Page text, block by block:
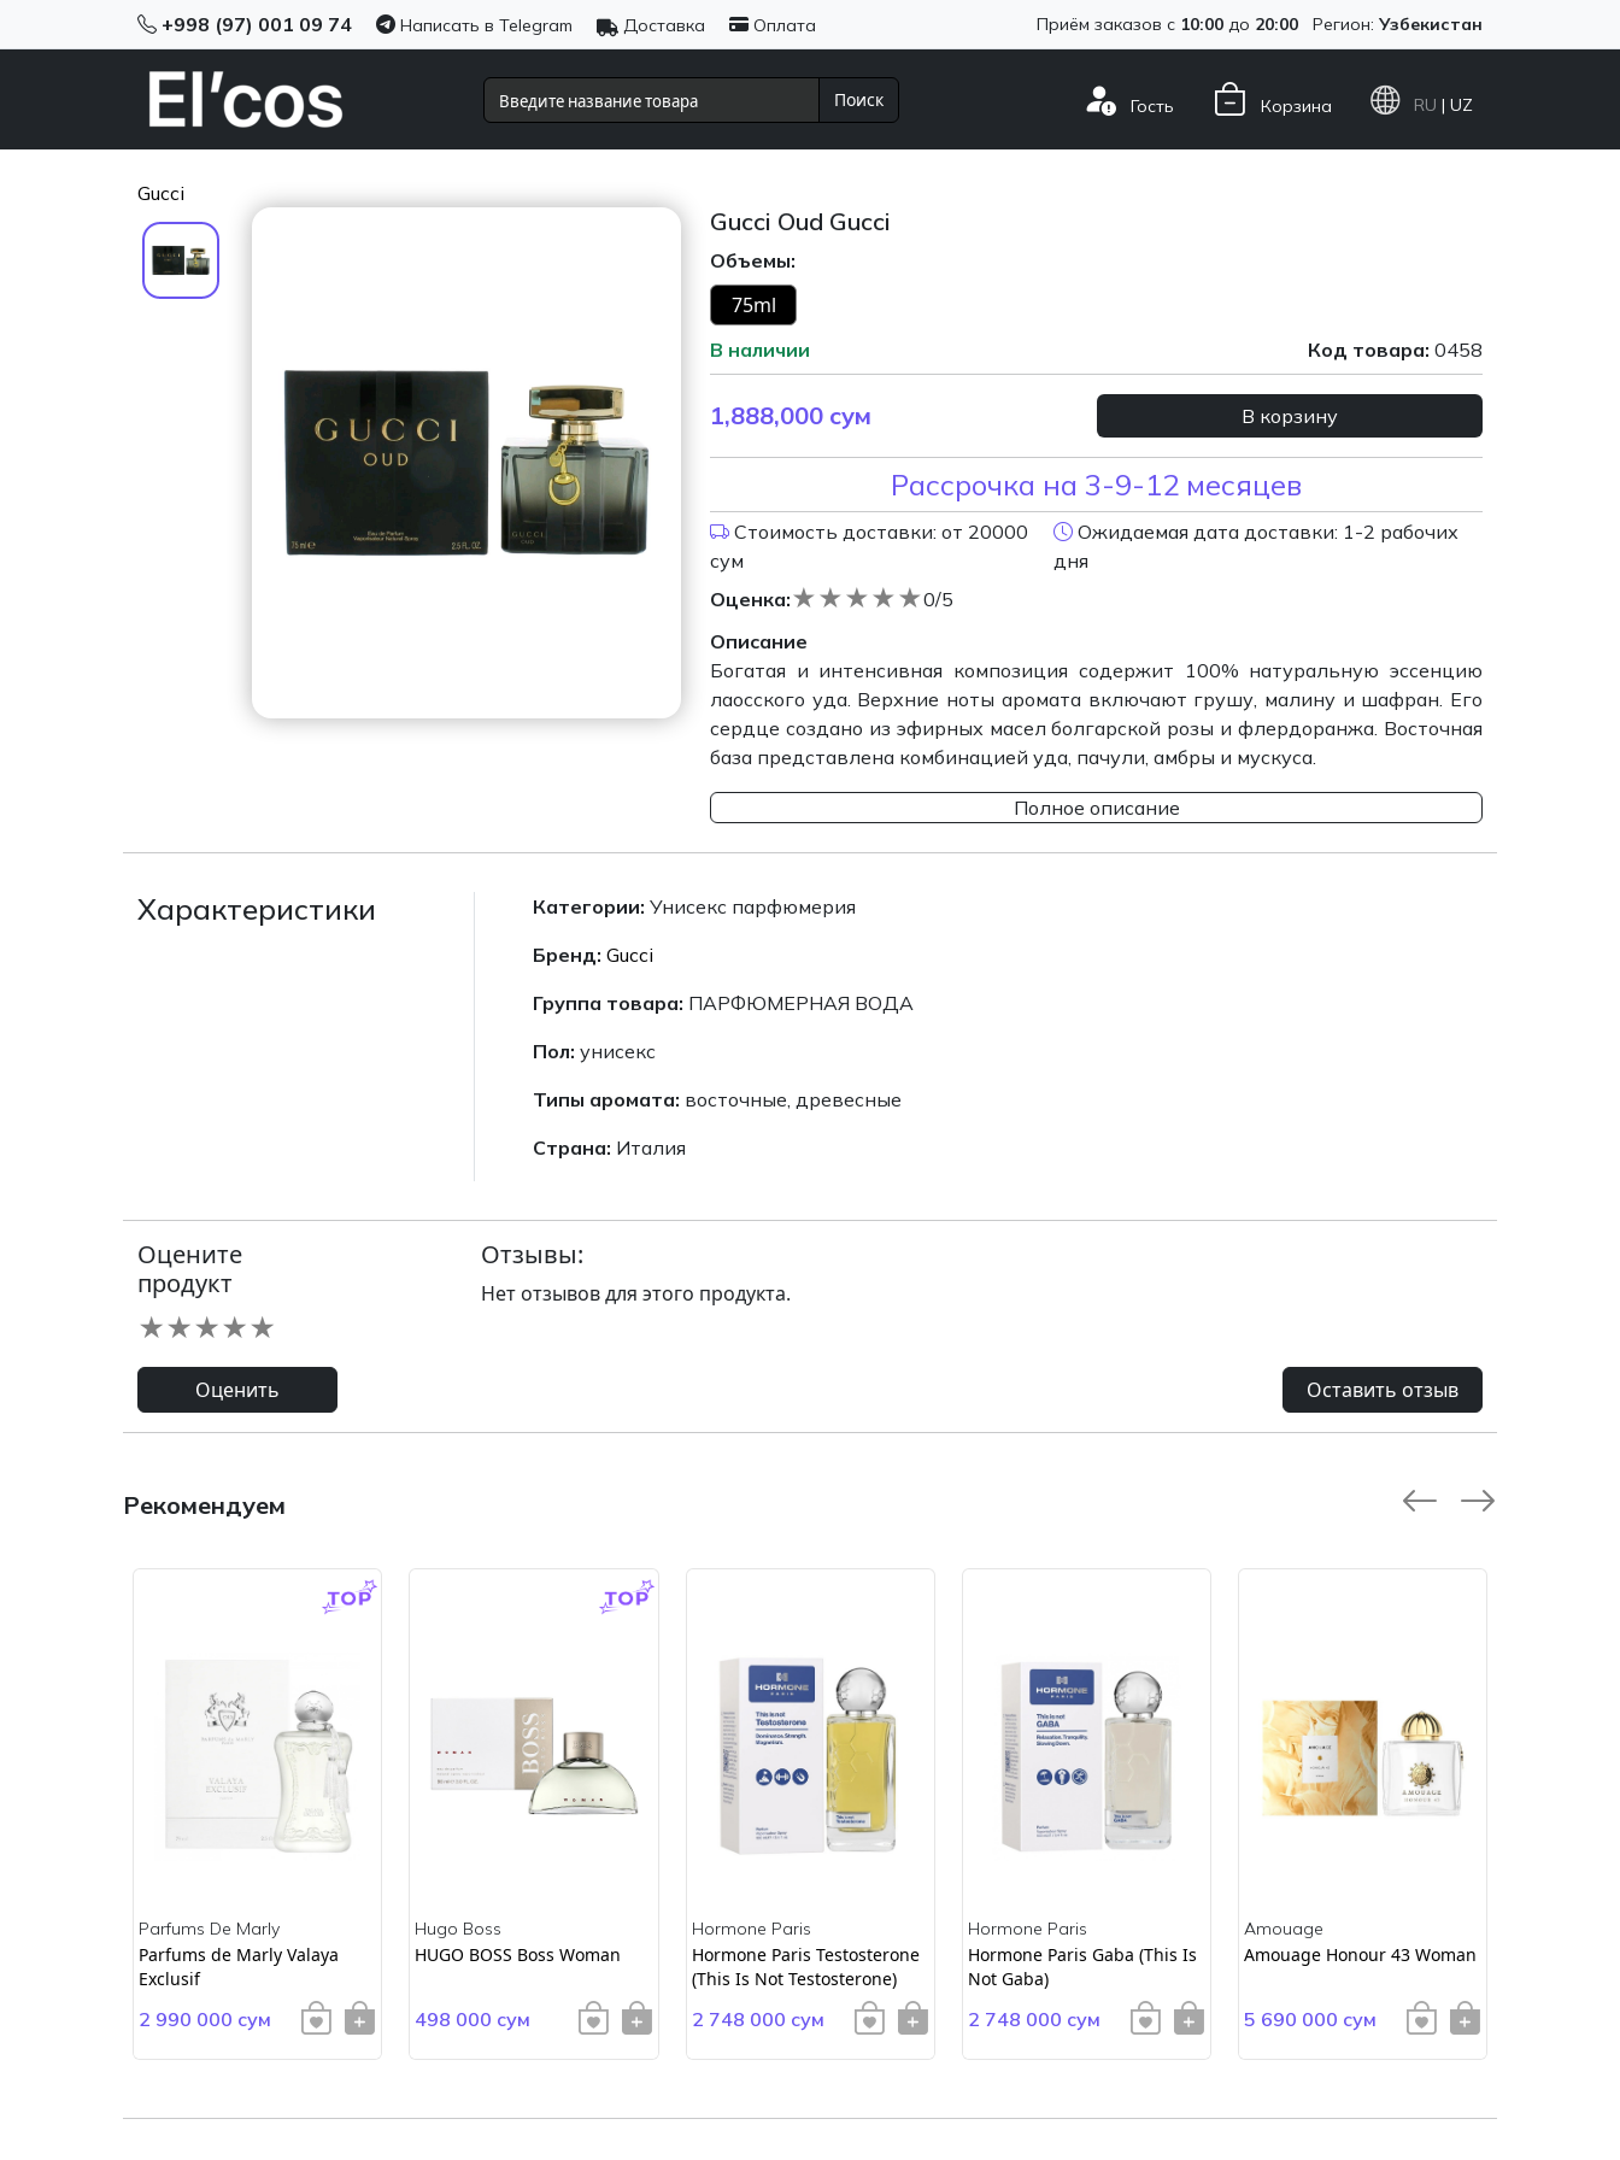
+998 (97) 001 09 74 Написать в Telegram Доставка Оплата Приём заказов с 10:00 до 20:00 Регион: Узбекистан
Поиск Гость Корзина RU | UZ
Gucci
Gucci Oud Gucci
Объемы:
75ml
В наличии Код товара: 0458
1,888,000 сум В корзину
Рассрочка на 3-9-12 месяцев
Стоимость доставки: от 20000
сум
Ожидаемая дата доставки: 1-2 рабочих
дня
Оценка:
★
★
★
★
★
0/5
Описание
Богатая и интенсивная композиция содержит 100% натуральную эссенцию
лаосского уда. Верхние ноты аромата включают грушу, малину и шафран. Его
сердце создано из эфирных масел болгарской розы и флердоранжа. Восточная
база представлена комбинацией уда, пачули, амбры и мускуса.
Полное описание
Характеристики Категории: Унисекс парфюмерия
Бренд: Gucci
Группа товара: ПАРФЮМЕРНАЯ ВОДА
Пол: унисекс
Типы аромата: восточные, древесные
Страна: Италия
Оцените
продукт
★
★
★
★
★
Оценить
Отзывы:
Нет отзывов для этого продукта.
Оставить отзыв
Рекомендуем
Parfums De Marly
Parfums de Marly Valaya
Exclusif
2 990 000 сум
Hugo Boss
HUGO BOSS Boss Woman
498 000 сум
Hormone Paris
Hormone Paris Testosterone
(This Is Not Testosterone)
2 748 000 сум
Hormone Paris
Hormone Paris Gaba (This Is
Not Gaba)
2 748 000 сум
Amouage
Amouage Honour 43 Woman
5 690 000 сум